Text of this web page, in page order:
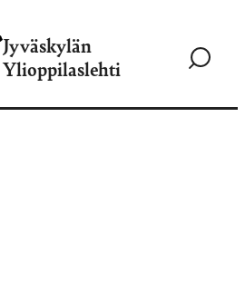
Jyväskylän
Ylioppilaslehti
Siirry